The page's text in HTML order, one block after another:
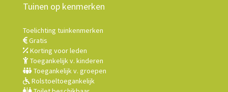
Tuinen op kenmerken
Toelichting tuinkenmerken
Gratis
Korting voor leden
Toegankelijk v. kinderen
Toegankelijk v. groepen
Rolstoeltoegankelijk